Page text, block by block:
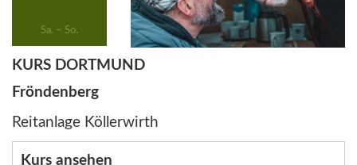
Sa. – So.
KURS DORTMUND
Fröndenberg
Reitanlage Köllerwirth
Kurs ansehen